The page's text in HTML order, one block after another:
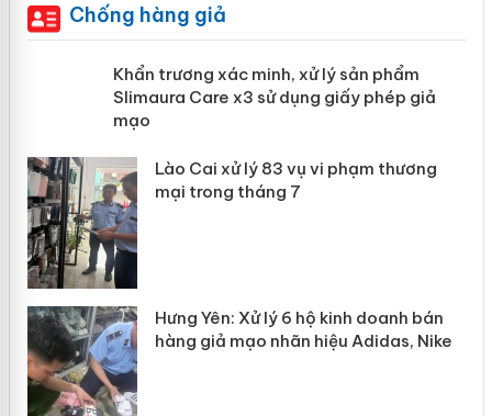
Chống hàng giả
Khẩn trương xác minh, xử lý sản phẩm
Slimaura Care x3 sử dụng giấy phép